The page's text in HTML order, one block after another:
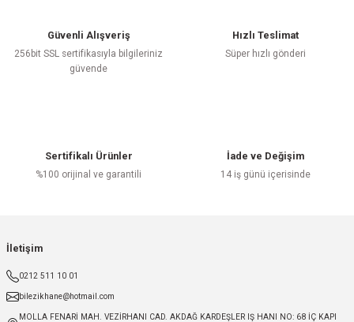
Güvenli Alışveriş
256bit SSL sertifikasıyla bilgileriniz
güvende
Hızlı Teslimat
Süper hızlı gönderi
Sertifikalı Ürünler
%100 orijinal ve garantili
İade ve Değişim
14 iş günü içerisinde
İletişim
0212 511 10 01
bilezikhane@hotmail.com
MOLLA FENARİ MAH. VEZİRHANI CAD. AKDAĞ KARDEŞLER IŞ HANI NO: 68 İÇ KAPI